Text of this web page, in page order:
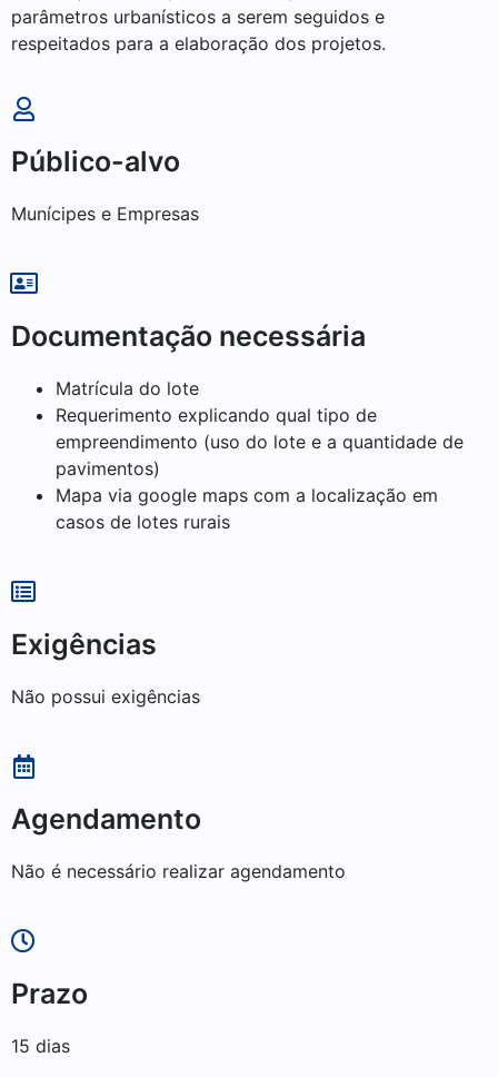
parâmetros urbanísticos a serem seguidos e
respeitados para a elaboração dos projetos.
Público-alvo
Munícipes e Empresas
Documentação necessária
Matrícula do lote
Requerimento explicando qual tipo de
empreendimento (uso do lote e a quantidade de
pavimentos)
Mapa via google maps com a localização em
casos de lotes rurais
Exigências
Não possui exigências
Agendamento
Não é necessário realizar agendamento
Prazo
15 dias